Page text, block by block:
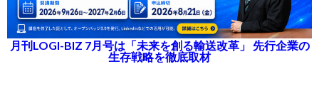
月刊LOGI-BIZ 7月号は「未来を創る輸送改革」 先行企業の
生存戦略を徹底取材